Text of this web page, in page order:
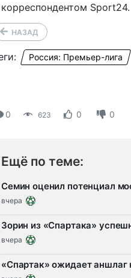
Sport24.
НАЗАД
Россия: Премьер-лига
0 623 0 0
Ещё по теме:
Семин оценил потенциал
вчера
Зорин из «Спартака»
вчера
«Спартак» ожидает